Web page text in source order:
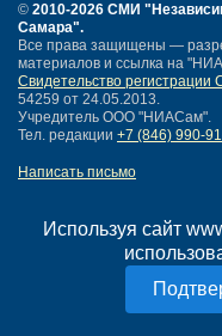
Используя сайт
© 2010-2026 СМИ
Самара".
Все права защищены —
материалов и ссылка на
Свидетельство регистрации
54259 от 24.05.2013.
Учредитель ООО "НИАСам".
Тел. редакции +7 (846) 990-
Написать письмо
Нашли ошибку?
Политика
Согласие на обработку